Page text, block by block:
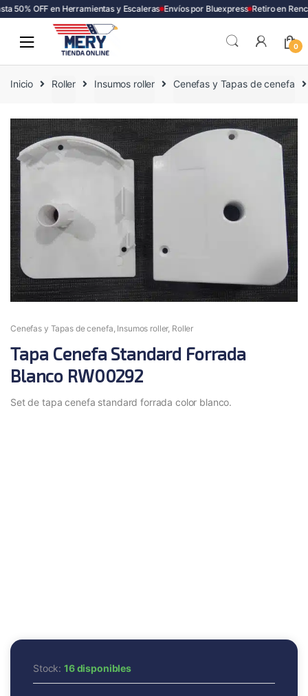
50% OFF en Herramientas y Escaleras Envíos por Bluexpress Retiro en Renca
0
Inicio Roller Insumos roller Cenefas y Tapas de cenefa
Cenefas y Tapas de cenefa, Insumos roller, Roller
Tapa Cenefa Standard Forrada
Blanco RW00292
Set de tapa cenefa standard forrada color blanco.
Stock:16 disponibles